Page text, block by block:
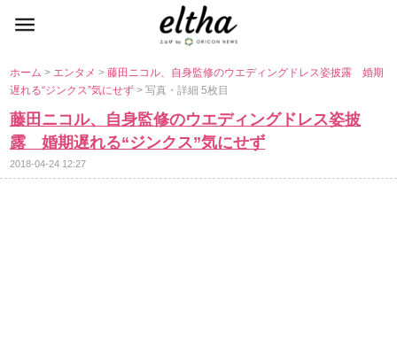
ホーム> エンタメ>藤田ニコル、自身監修のウエディングドレス姿披露 婚期
遅れる“ジンクス”気にせず> 写真・詳細 5枚目
藤田ニコル、自身監修のウエディングドレス姿披
露 婚期遅れる“ジンクス”気にせず
2018-04-24 12:27